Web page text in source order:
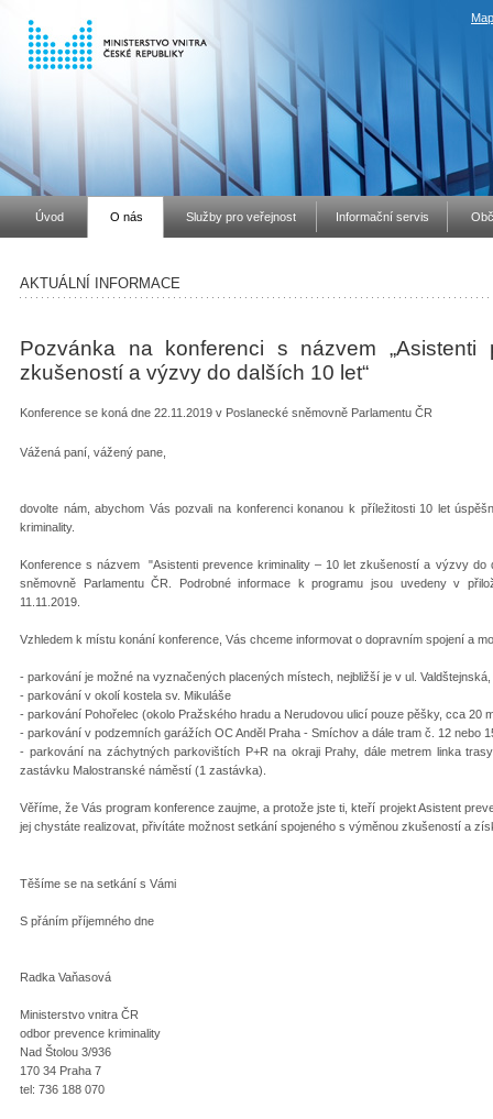
Úvod O nás Služby pro veřejnost Informační servis
AKTUÁLNÍ INFORMACE
Pozvánka na konferenci s názvem
zkušeností a výzvy do dalších 10 let“
Konference se koná dne 22.11.2019 v Poslanecké sněmovně Parlamentu ČR
Vážená paní, vážený pane,
dovolte nám, abychom Vás pozvali na konferenci konanou k příležitosti 10 let
kriminality.
Konference s názvem "Asistenti prevence kriminality – 10 let zkušeností a výzvy do
sněmovně Parlamentu ČR. Podrobné informace k programu jsou uvedeny v
11.11.2019.
Vzhledem k místu konání konference, Vás chceme informovat o dopravním spojení a
- parkování je možné na vyznačených placených místech, nejbližší je v ul.
- parkování v okolí kostela sv. Mikuláše
- parkování Pohořelec (okolo Pražského hradu a Nerudovou ulicí pouze pěšky, cca 20
- parkování v podzemních garážích OC Anděl Praha - Smíchov a dále tram č. 12 nebo
- parkování na záchytných parkovištích P+R na okraji Prahy, dále metrem linka
zastávku Malostranské náměstí (1 zastávka).
Věříme, že Vás program konference zaujme, a protože jste ti, kteří projekt Asistent
jej chystáte realizovat, přivítáte možnost setkání spojeného s výměnou zkušeností a
Těšíme se na setkání s Vámi
S přáním příjemného dne
Radka Vaňasová
Ministerstvo vnitra ČR
odbor prevence kriminality
Nad Štolou 3/936
170 34 Praha 7
tel: 736 188 070